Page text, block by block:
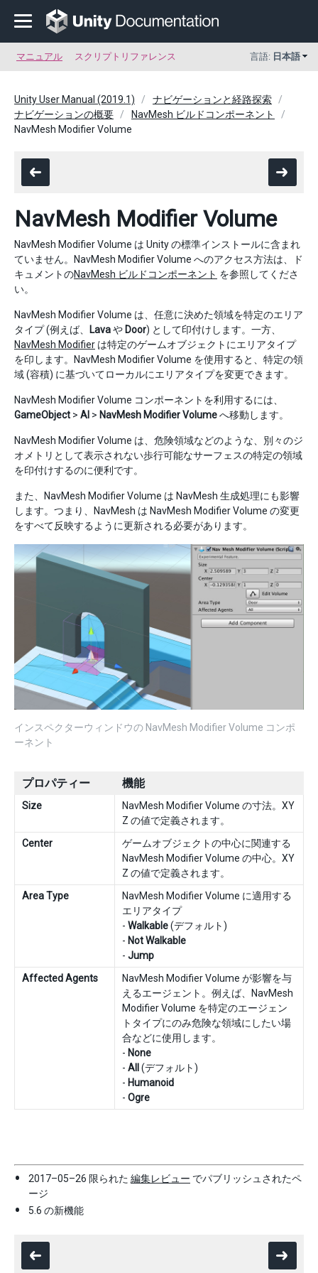
マニュアル スクリプトリファレンス 言語: 日本語
Unity User Manual (2019.1)
ナビゲーションと経路探索
ナビゲーションの概要
NavMesh ビルドコンポーネント
NavMesh Modifier Volume
NavMesh Modifier Volume
NavMesh Modifier Volume は Unity の標準インストールに含まれ
ていません。NavMesh Modifier Volume へのアクセス方法は、ド
キュメントのNavMesh ビルドコンポーネント を参照してくださ
い。
NavMesh Modifier Volume は、任意に決めた領域を特定のエリア
タイプ (例えば、
Lavaや Door) として印付けします。一方、
NavMesh Modifier は特定のゲームオブジェクトにエリアタイプ
を印します。NavMesh Modifier Volume を使用すると、特定の領
域 (容積) に基づいてローカルにエリアタイプを変更できます。
NavMesh Modifier Volume コンポーネントを利用するには、
GameObject > AI > NavMesh Modifier Volumeへ移動します。
NavMesh Modifier Volume は、危険領域などのような、別々のジ
オメトリとして表示されない歩行可能なサーフェスの特定の領域
を印付けするのに便利です。
また、NavMesh Modifier Volume は NavMesh 生成処理にも影響
します。つまり、NavMesh は NavMesh Modifier Volume の変更
をすべて反映するように更新される必要があります。
インスペクターウィンドウの NavMesh Modifier Volume コンポ
ーネント
プロパティー 機能
Size
NavMesh Modifier Volume の寸法。XY
Z の値で定義されます。
Center
ゲームオブジェクトの中心に関連する
NavMesh Modifier Volume の中心。XY
Z の値で定義されます。
Area Type
NavMesh Modifier Volume に適用する
エリアタイプ
- Walkable(デフォルト)
- Not Walkable
- Jump
Affected Agents
NavMesh Modifier Volume が影響を与
えるエージェント。例えば、NavMesh
Modifier Volume を特定のエージェン
トタイプにのみ危険な領域にしたい場
合などに使用します。
- None
- All (デフォルト)
- Humanoid
- Ogre
2017–05–26 限られた 編集レビュー でパブリッシュされたペ
ージ
5.6 の新機能